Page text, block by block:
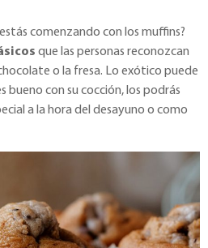
comenzando con los muffins?
que las personas reconozcan
o la fresa. Lo exótico puede
bueno con su cocción, los podrás
a la hora del desayuno o como